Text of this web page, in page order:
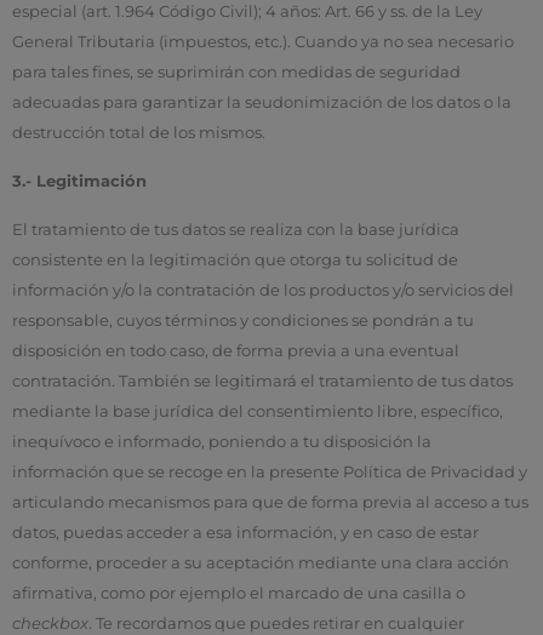
especial (art. 1.964 Código Civil); 4 años: Art. 66 y ss. de la Ley
General Tributaria (impuestos, etc.). Cuando ya no sea necesario
para tales fines, se suprimirán con medidas de seguridad
adecuadas para garantizar la seudonimización de los datos o la
destrucción total de los mismos.
3.- Legitimación
El tratamiento de tus datos se realiza con la base jurídica
consistente en la legitimación que otorga tu solicitud de
información y/o la contratación de los productos y/o servicios del
responsable, cuyos términos y condiciones se pondrán a tu
disposición en todo caso, de forma previa a una eventual
contratación. También se legitimará el tratamiento de tus datos
mediante la base jurídica del consentimiento libre, específico,
inequívoco e informado, poniendo a tu disposición la
información que se recoge en la presente Política de Privacidad y
articulando mecanismos para que de forma previa al acceso a tus
datos, puedas acceder a esa información, y en caso de estar
conforme, proceder a su aceptación mediante una clara acción
afirmativa, como por ejemplo el marcado de una casilla o
checkbox. Te recordamos que puedes retirar en cualquier